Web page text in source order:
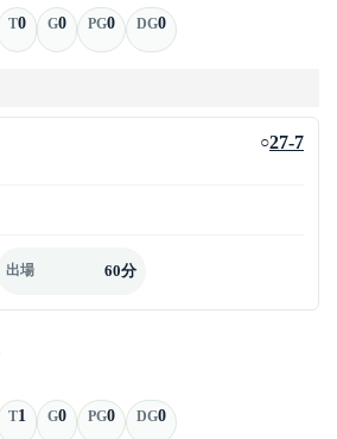
T0 G0 PG0 DG0
○27-7
出場 60分
T1 G0 PG0 DG0